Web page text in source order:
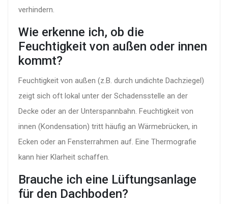
verhindern.
Wie erkenne ich, ob die
Feuchtigkeit von außen oder innen
kommt?
Feuchtigkeit von außen (z.B. durch undichte Dachziegel)
zeigt sich oft lokal unter der Schadensstelle an der
Decke oder an der Unterspannbahn. Feuchtigkeit von
innen (Kondensation) tritt häufig an Wärmebrücken, in
Ecken oder an Fensterrahmen auf. Eine Thermografie
kann hier Klarheit schaffen.
Brauche ich eine Lüftungsanlage
für den Dachboden?